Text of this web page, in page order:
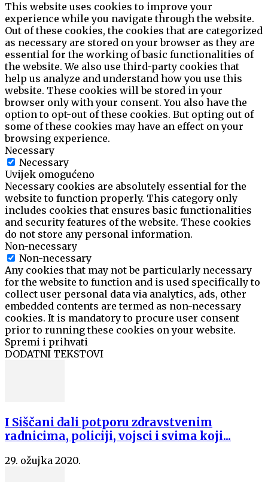
This website uses cookies to improve your
experience while you navigate through the website.
Out of these cookies, the cookies that are categorized
as necessary are stored on your browser as they are
essential for the working of basic functionalities of
the website. We also use third-party cookies that
help us analyze and understand how you use this
website. These cookies will be stored in your
browser only with your consent. You also have the
option to opt-out of these cookies. But opting out of
some of these cookies may have an effect on your
browsing experience.
Necessary
Necessary
Uvijek omogućeno
Necessary cookies are absolutely essential for the
website to function properly. This category only
includes cookies that ensures basic functionalities
and security features of the website. These cookies
do not store any personal information.
Non-necessary
Non-necessary
Any cookies that may not be particularly necessary
for the website to function and is used specifically to
collect user personal data via analytics, ads, other
embedded contents are termed as non-necessary
cookies. It is mandatory to procure user consent
prior to running these cookies on your website.
Spremi i prihvati
DODATNI TEKSTOVI
I Siščani dali potporu zdravstvenim
radnicima, policiji, vojsci i svima koji...
29. ožujka 2020.